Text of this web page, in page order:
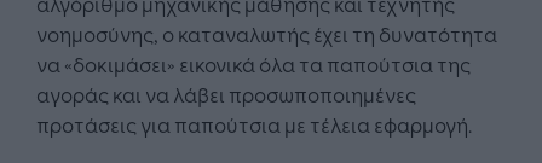
νοημοσύνης, ο καταναλωτής έχει τη δυνατότητα
να «δοκιμάσει» εικονικά όλα τα παπούτσια της
αγοράς και να λάβει προσωποποιημένες
προτάσεις για παπούτσια με τέλεια εφαρμογή.